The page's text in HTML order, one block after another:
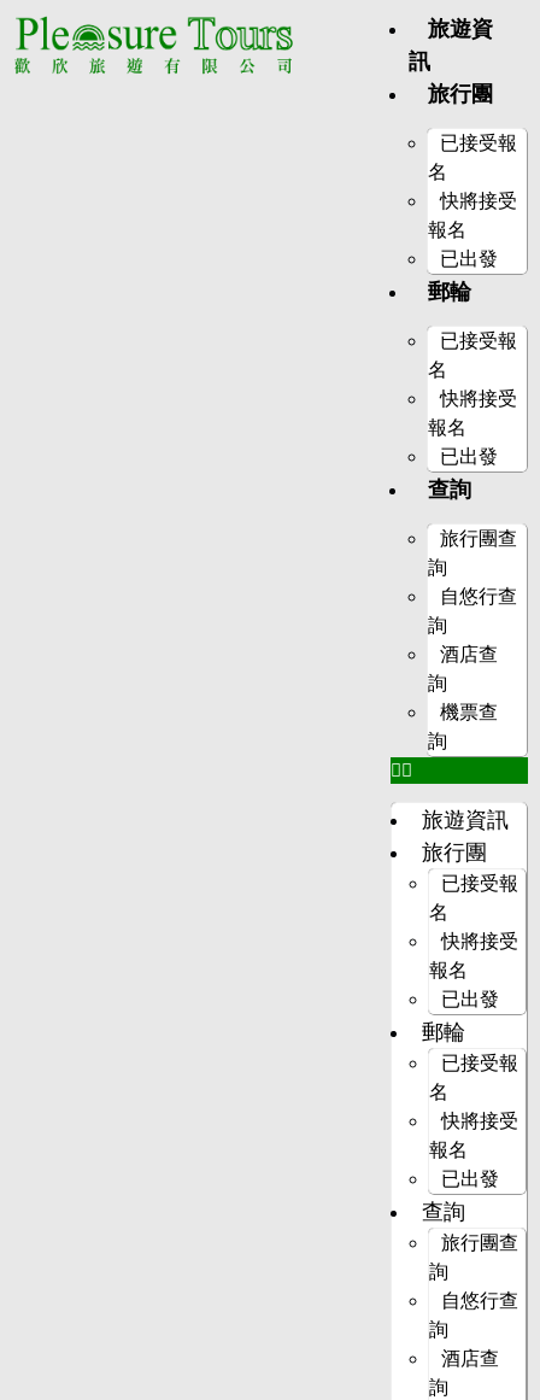
旅遊資
訊
旅行團
已接受報
名
快將接受
報名
已出發
郵輪
已接受報
名
快將接受
報名
已出發
查詢
旅行團查
詢
自悠行查
詢
酒店查
詢
機票查
詢
旅遊資訊
旅行團
已接受報
名
快將接受
報名
已出發
郵輪
已接受報
名
快將接受
報名
已出發
查詢
旅行團查
詢
自悠行查
詢
酒店查
詢